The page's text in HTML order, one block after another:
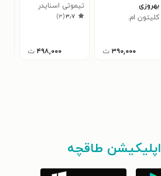
بهروزی
کلیتون ام.
۳۹۰,۰۰۰ ت
تیموتی اسنایدر
۳٫۷(۳)
۴۹۸,۰۰۰ ت
اپلیکیشن طاقچه